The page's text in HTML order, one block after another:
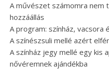
A művészet számomra nem
hozzáállás
A program: színház, vacsora
A színészsuli mellé azért
A színház jegy mellé egy kis
nővéremnek ajándékba